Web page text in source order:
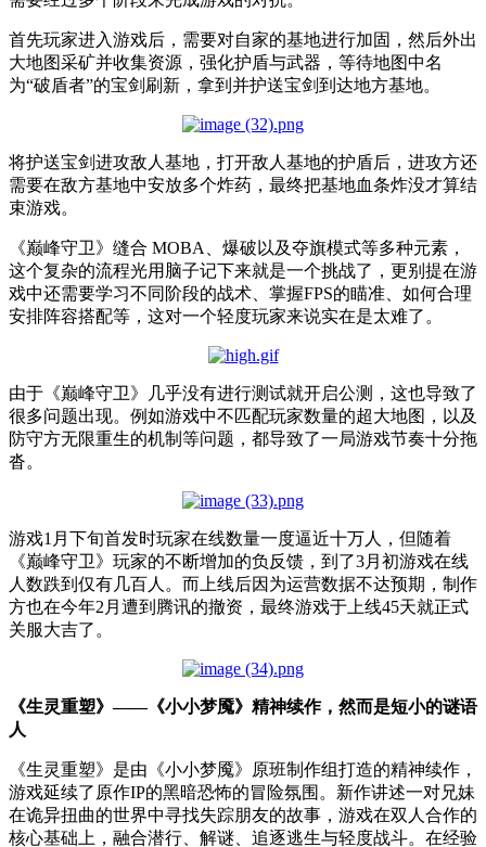
首先玩家进入游戏后，需要对自家的基地进行加固，然后外出
大地图采矿并收集资源，强化护盾与武器，等待地图中名
为“破盾者”的宝剑刷新，拿到并护送宝剑到达地方基地。
将护送宝剑进攻敌人基地，打开敌人基地的护盾后，进攻方还
需要在敌方基地中安放多个炸药，最终把基地血条炸没才算结
束游戏。
《巅峰守卫》缝合 MOBA、爆破以及夺旗模式等多种元素，
这个复杂的流程光用脑子记下来就是一个挑战了，更别提在游
戏中还需要学习不同阶段的战术、掌握FPS的瞄准、如何合理
安排阵容搭配等，这对一个轻度玩家来说实在是太难了。
由于《巅峰守卫》几乎没有进行测试就开启公测，这也导致了
很多问题出现。例如游戏中不匹配玩家数量的超大地图，以及
防守方无限重生的机制等问题，都导致了一局游戏节奏十分拖
沓。
游戏1月下旬首发时玩家在线数量一度逼近十万人，但随着
《巅峰守卫》玩家的不断增加的负反馈，到了3月初游戏在线
人数跌到仅有几百人。而上线后因为运营数据不达预期，制作
方也在今年2月遭到腾讯的撤资，最终游戏于上线45天就正式
关服大吉了。
《生灵重塑》——《小小梦魇》精神续作，然而是短小的谜语
人
《生灵重塑》是由《小小梦魇》原班制作组打造的精神续作，
游戏延续了原作IP的黑暗恐怖的冒险氛围。新作讲述一对兄妹
在诡异扭曲的世界中寻找失踪朋友的故事，游戏在双人合作的
核心基础上，融合潜行、解谜、追逐逃生与轻度战斗。在经验